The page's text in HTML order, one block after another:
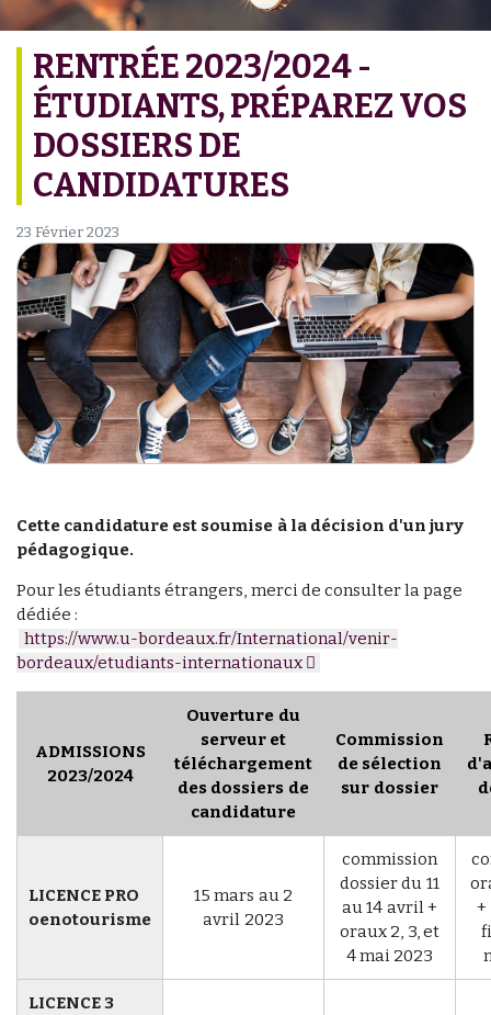
RENTRÉE 2023/2024 -
ÉTUDIANTS, PRÉPAREZ VOS
DOSSIERS DE
CANDIDATURES
23 Février 2023
Cette candidature est soumise à la décision d'un jury
pédagogique.
Pour les étudiants étrangers, merci de consulter la page
dédiée :
https://www.u-bordeaux.fr/International/venir-
bordeaux/etudiants-internationaux
ADMISSIONS
2023/2024
Ouverture du
serveur et
téléchargement
des dossiers de
candidature
Commission
de sélection
sur dossier
LICENCE PRO
oenotourisme
15 mars au 2
avril 2023
commission
dossier du 11
au 14 avril +
oraux 2, 3, et
4 mai 2023
LICENCE 3